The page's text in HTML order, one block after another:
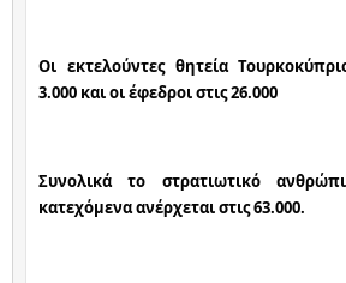
Οι εκτελούντες θητεία
3.000 και οι έφεδροι στις 26.000
Συνολικά το στρατιωτικό
κατεχόμενα ανέρχεται στις 63.000.